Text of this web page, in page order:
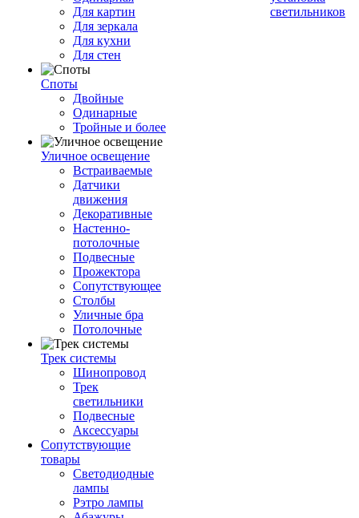
Для картин
Для зеркала
Для кухни
Для стен
Споты
Двойные
Одинарные
Тройные и более
Уличное освещение
Встраиваемые
Датчики
движения
Декоративные
Настенно-
потолочные
Подвесные
Прожектора
Сопутствующее
Столбы
Уличные бра
Потолочные
Трек системы
Шинопровод
Трек
светильники
Подвесные
Аксессуары
Сопутствующие
товары
Светодиодные
лампы
Рэтро лампы
светильников